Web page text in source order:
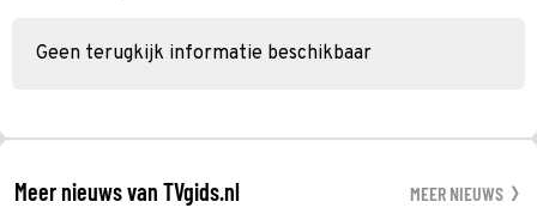
Geen terugkijk informatie beschikbaar
Meer nieuws van TVgids.nl MEER NIEUWS